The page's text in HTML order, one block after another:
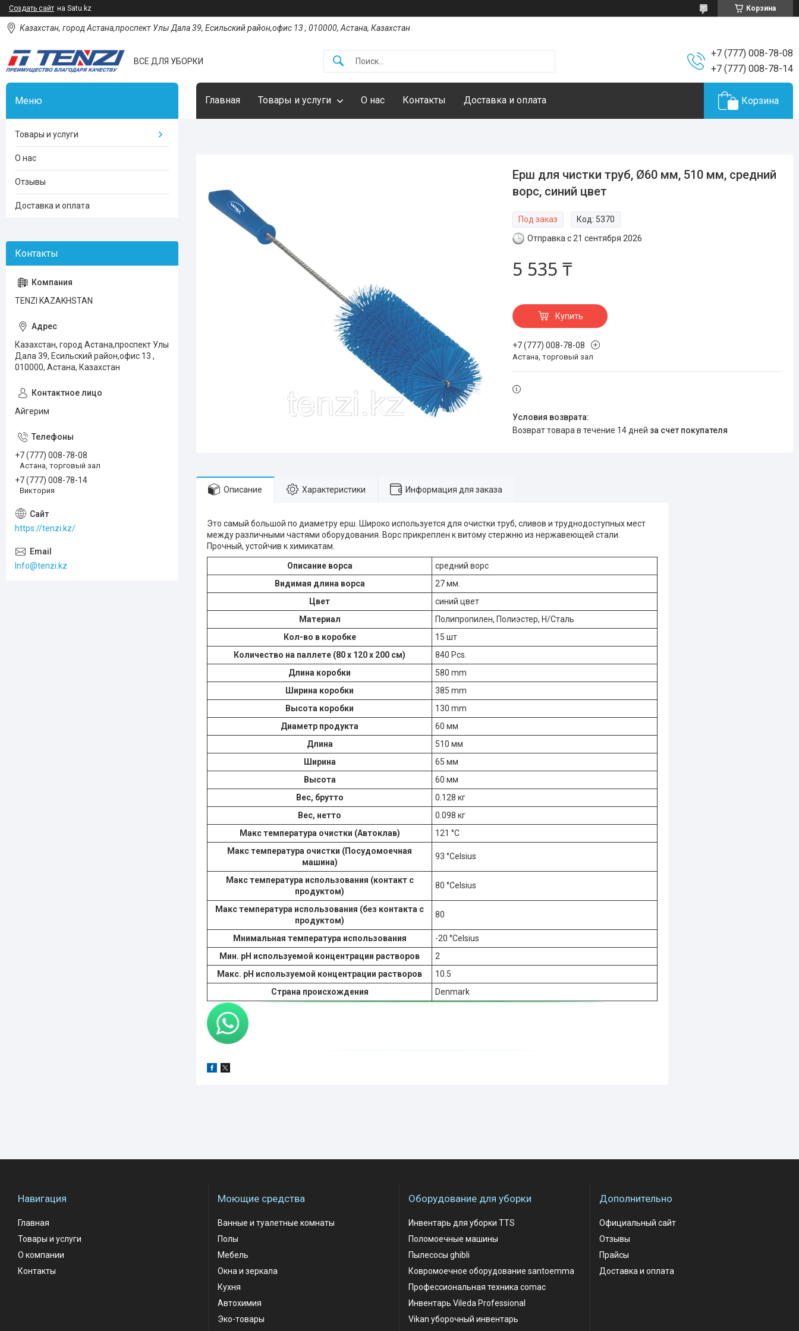
Создать сайт на Satu.kz Корзина
Казахстан, город Астана,проспект Улы Дала 39, Есильский район,офис 13 , 010000, Астана, Казахстан
ВСЕ ДЛЯ УБОРКИ
+7 (777) 008-78-08
+7 (777) 008-78-14
Главная Товары и услуги О нас Контакты Доставка и оплата Корзина
Ерш для чистки труб, Ø60 мм, 510 мм, средний
ворс, синий цвет
Под заказ Код: 5370
Отправка с 21 сентября 2026
5 535 ₸
Купить
+7 (777) 008-78-08
Астана, торговый зал
возврат товара в течение 14 дней за счет покупателя
Описание Характеристики Информация для заказа
Это самый большой по диаметру ерш. Широко используется для очистки труб, сливов и труднодоступных мест
между различными частями оборудования. Ворс прикреплен к витому стержню из нержавеющей стали.
Прочный, устойчив к химикатам.
Описание ворса
средний ворс
Видимая длина ворса
27 мм.
Цвет
синий цвет
Материал
Полипропилен, Полиэстер, Н/Сталь
Кол-во в коробке
15 шт
Количество на паллете (80 х 120 х 200 см)
840 Pcs.
Длина коробки
580 mm
Ширина коробки
385 mm
Высота коробки
130 mm
Диаметр продукта
60 мм
Длина
510 мм
Ширина
65 мм
Высота
60 мм
Вес, брутто
0.128 кг
Вес, нетто
0.098 кг
Maкс температура очистки (Автоклав)
121 °С
Maкс температура очистки (Посудомоечная
машина)
93 °Celsius
Maкс температура использования (контакт с
продуктом)
80 °Celsius
Maкс температура использования (без контакта с
продуктом)
80
Мнимальная температура использования
-20 °Celsius
Мин. pH используемой концентрации растворов
2
Макс. pH используемой концентрации растворов
10.5
Страна происхождения
Denmark
Товары и услуги
О нас
Отзывы
Доставка и оплата
TENZI KAZAKHSTAN
Казахстан, город Астана,проспект Улы
Дала 39, Есильский район,офис 13 ,
010000, Астана, Казахстан
Айгерим
+7 (777) 008-78-08
Астана, торговый зал
+7 (777) 008-78-14
Виктория
https://tenzi.kz/
Info@tenzi.kz
Навигация
Главная
Товары и услуги
О компании
Контакты
Моющие средства
Ванные и туалетные комнаты
Полы
Мебель
Окна и зеркала
Кухня
Автохимия
Эко-товары
Оборудование для уборки
Инвентарь для уборки TTS
Поломоечные машины
Пылесосы ghibli
Ковромоечное оборудование santoemma
Профессиональная техника comac
Инвентарь Vileda Professional
Vikan уборочный инвентарь
Дополнительно
Официальный сайт
Отзывы
Прайсы
Доставка и оплата